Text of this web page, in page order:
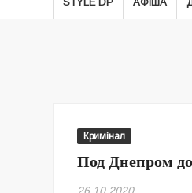
Кримінал
Под Днепром